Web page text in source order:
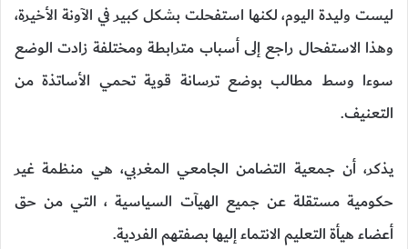
ليست وليدة اليوم، لكنها استفحلت بشكل كبير في الآونة الأخيرة،
وهذا الاستفحال راجع إلى أسباب مترابطة ومختلفة زادت الوضع
سوءا وسط مطالب بوضع ترسانة قوية تحمي الأساتذة من
التعنيف.
يذكر، أن جمعية التضامن الجامعي المغربي، هي منظمة غير
حكومية مستقلة عن جميع الهيآت السياسية ، التي من حق
أعضاء هيأة التعليم الانتماء إليها بصفتهم الفردية.